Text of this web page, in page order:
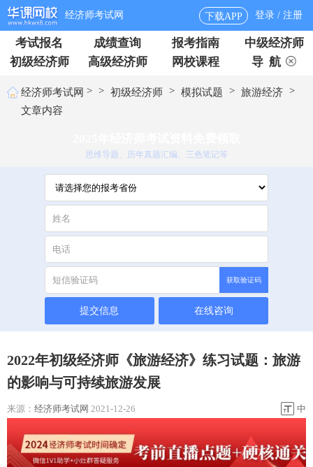
经济师考试网 下载APP 登录 / 注册
考试报名 成绩查询 报考指南
中级经济师
初级经济师
高级经济师 网校课程 导 航
经济师考试网 > > 初级经济师 > 模拟试题 > 旅游经济 >
文章内容
思维导题、历年真题汇编、三色笔记等
获取验证码
提交信息 在线咨询
2022年初级经济师《旅游经济》练习试题：旅游
的影响与可持续旅游发展
来源： 经济师考试网 2021-12-26 中